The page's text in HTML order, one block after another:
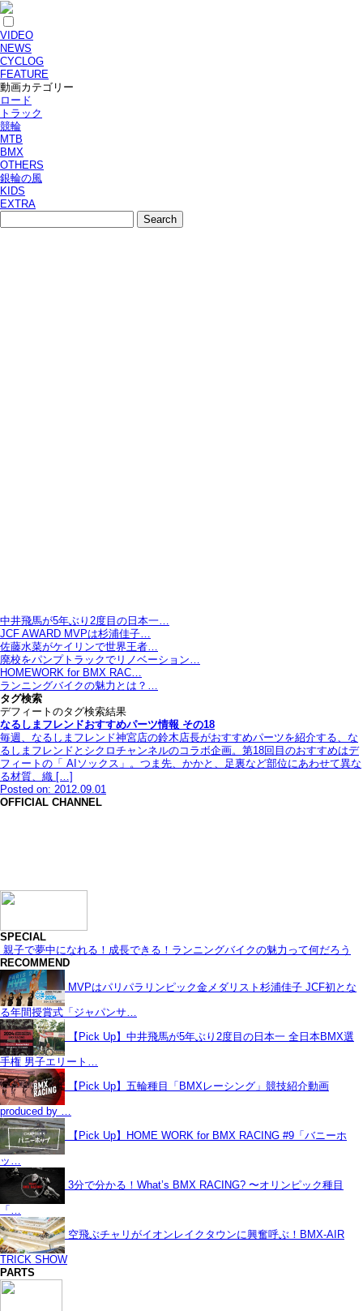
VIDEO
NEWS
CYCLOG
FEATURE
動画カテゴリー
ロード
トラック
競輪
MTB
BMX
OTHERS
銀輪の風
KIDS
EXTRA
中井飛馬が5年ぶり2度目の日本一…
JCF AWARD MVPは杉浦佳子…
佐藤水菜がケイリンで世界王者…
廃校をパンプトラックでリノベーション…
HOMEWORK for BMX RAC…
ランニングバイクの魅力とは？…
タグ検索
デフィートのタグ検索結果
なるしまフレンドおすすめパーツ情報 その18
毎週、なるしまフレンド神宮店の鈴木店長がおすすめパーツを紹介する、な
るしまフレンドとシクロチャンネルのコラボ企画。第18回目のおすすめはデ
フィートの「 AIソックス」。つま先、かかと、足裏など部位にあわせて異な
る材質、織 […]
Posted on: 2012.09.01
OFFICIAL CHANNEL
SPECIAL
親子で夢中になれる！成長できる！ランニングバイクの魅力って何だろう
RECOMMEND
MVPはパリパラリンピック金メダリスト杉浦佳子 JCF初とな
る年間授賞式「ジャパンサ…
【Pick Up】中井飛馬が5年ぶり2度目の日本一 全日本BMX選
手権 男子エリート…
【Pick Up】五輪種目「BMXレーシング」競技紹介動画
produced by …
【Pick Up】HOME WORK for BMX RACING #9「バニーホ
ッ…
3分で分かる！What’s BMX RACING? 〜オリンピック種目
「…
空飛ぶチャリがイオンレイクタウンに興奮呼ぶ！BMX-AIR
TRICK SHOW
PARTS